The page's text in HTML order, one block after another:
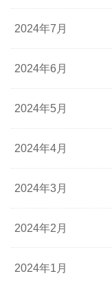
2024年7月
2024年6月
2024年5月
2024年4月
2024年3月
2024年2月
2024年1月